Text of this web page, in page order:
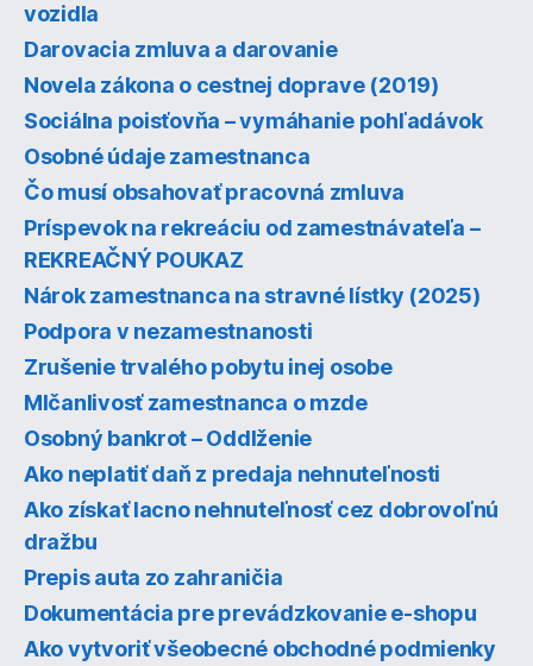
vozidla
Darovacia zmluva a darovanie
Novela zákona o cestnej doprave (2019)
Sociálna poisťovňa – vymáhanie pohľadávok
Osobné údaje zamestnanca
Čo musí obsahovať pracovná zmluva
Príspevok na rekreáciu od zamestnávateľa –
REKREAČNÝ POUKAZ
Nárok zamestnanca na stravné lístky (2025)
Podpora v nezamestnanosti
Zrušenie trvalého pobytu inej osobe
Mlčanlivosť zamestnanca o mzde
Osobný bankrot – Oddlženie
Ako neplatiť daň z predaja nehnuteľnosti
Ako získať lacno nehnuteľnosť cez dobrovoľnú
dražbu
Prepis auta zo zahraničia
Dokumentácia pre prevádzkovanie e-shopu
Ako vytvoriť všeobecné obchodné podmienky